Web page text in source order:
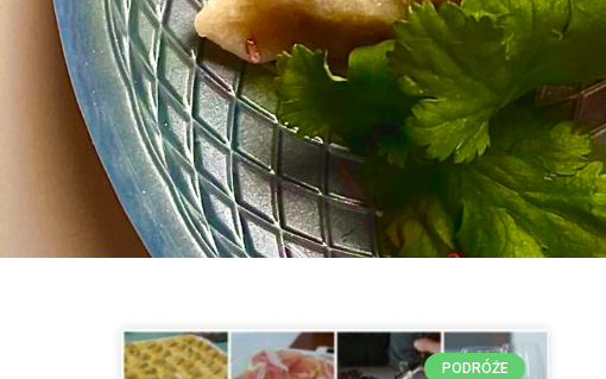
PODRÓŻE